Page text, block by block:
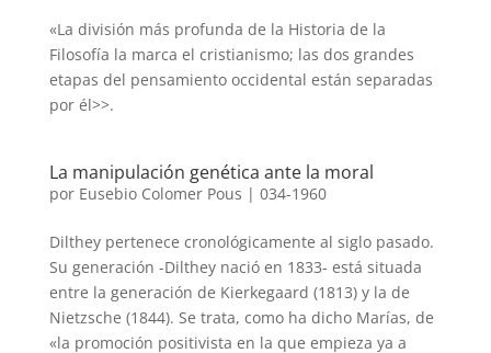
«La división más profunda de la Historia de la
Filosofía la marca el cristianismo; las dos grandes
etapas del pensamiento occidental están separadas
por él>>.
La manipulación genética ante la moral
por Eusebio Colomer Pous | 034-1960
Dilthey pertenece cronológicamente al siglo pasado.
Su generación -Dilthey nació en 1833- está situada
entre la generación de Kierkegaard (1813) y la de
Nietzsche (1844). Se trata, como ha dicho Marías, de
«la promoción positivista en la que empieza ya a